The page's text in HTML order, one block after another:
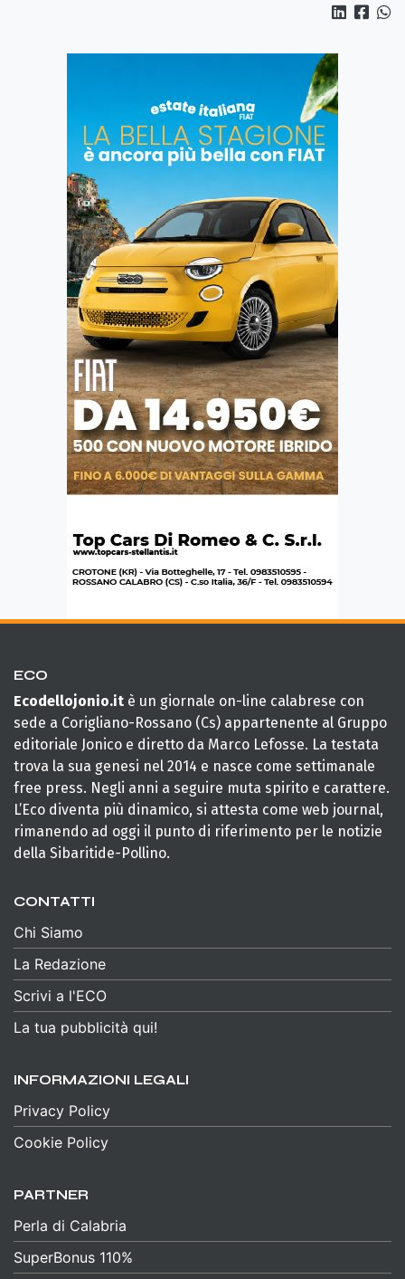
ECO
Ecodellojonio.it è un giornale on-line calabrese con
sede a Corigliano-Rossano (Cs) appartenente al Gruppo
editoriale Jonico e diretto da Marco Lefosse. La testata
trova la sua genesi nel 2014 e nasce come settimanale
free press. Negli anni a seguire muta spirito e carattere.
L’Eco diventa più dinamico, si attesta come web journal,
rimanendo ad oggi il punto di riferimento per le notizie
della Sibaritide-Pollino.
CONTATTI
Chi Siamo
La Redazione
Scrivi a l'ECO
La tua pubblicità qui!
INFORMAZIONI LEGALI
Privacy Policy
Cookie Policy
PARTNER
Perla di Calabria
SuperBonus 110%